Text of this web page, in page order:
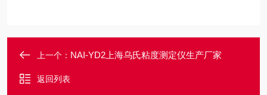
上一个： NAI-YD2上海乌氏粘度测定仪生产厂家
返回列表